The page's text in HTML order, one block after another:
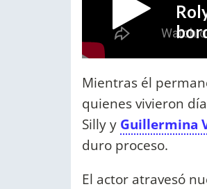
Mientras él
quienes vivieron
Silly y Guillermina
duro proceso.
El actor atravesó